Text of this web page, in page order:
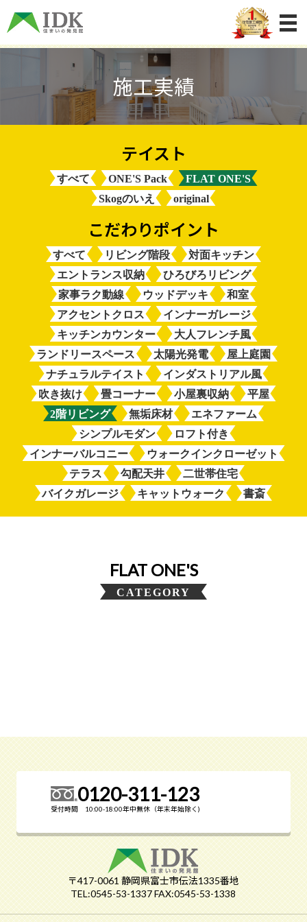
施工実績
すべて ONE'S Pack
FLAT ONE'S
Skogのいえ
original
すべて リビング階段
対面キッチン
エントランス収納
ひろびろリビング
家事ラク動線
ウッドデッキ
和室
アクセントクロス
インナーガレージ
キッチンカウンター
大人フレンチ風
ランドリースペース
太陽光発電
屋上庭園
ナチュラルテイスト
インダストリアル風
吹き抜け
畳コーナー 小屋裏収納
平屋
2階リビング
無垢床材
エネファーム
シンプルモダン
ロフト付き
インナーバルコニー
ウォークインクローゼット
テラス
勾配天井
二世帯住宅
バイクガレージ
キャットウォーク 書斎
FLAT ONE'S
CATEGORY
0120-311-123
受付時間 10:00-18:00年中無休（年末年始除く)
〒417-0061 静岡県富士市伝法1335番地
TEL:0545-53-1337 FAX:0545-53-1338